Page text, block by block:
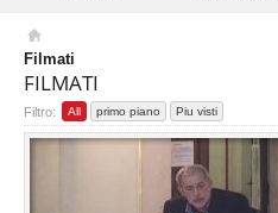
Filmati
FILMATI
Filtro: All primo piano Piu visti